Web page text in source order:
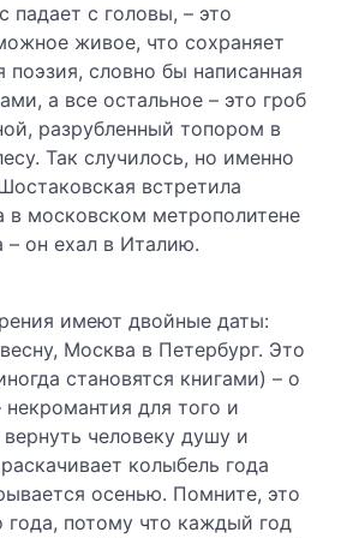
падает с головы, – это
живое, что сохраняет
поэзия, словно бы написанная
а все остальное – это гроб
разрубленный топором в
Так случилось, но именно
встретила
в московском метрополитене
– он ехал в Италию.
имеют двойные даты:
Москва в Петербург. Это
становятся книгами) – о
для того и
человеку душу и
колыбель года
осенью. Помните, это
года, потому что каждый год